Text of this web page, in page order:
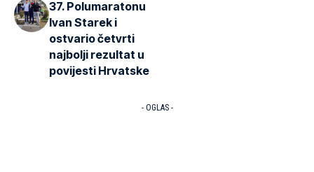
37. Polumaratonu
Ivan Starek i
ostvario četvrti
najbolji rezultat u
povijesti Hrvatske
- OGLAS -